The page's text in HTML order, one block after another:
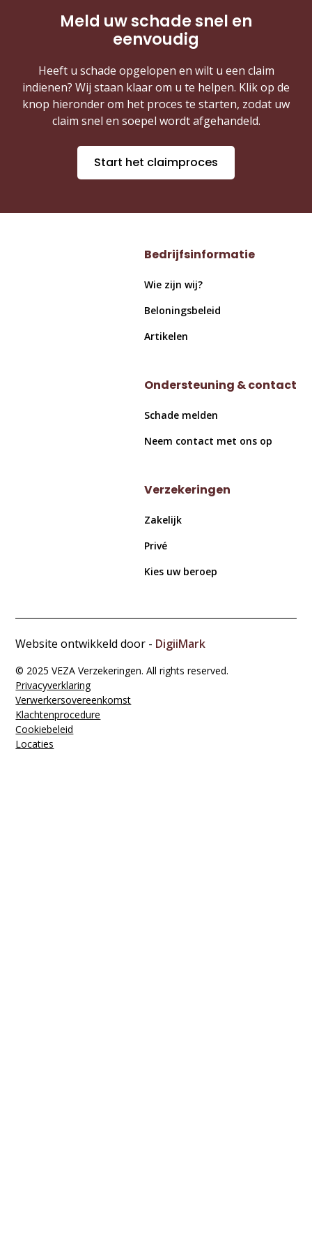
Meld uw schade snel en
eenvoudig
Heeft u schade opgelopen en wilt u een claim
indienen? Wij staan klaar om u te helpen. Klik op de
knop hieronder om het proces te starten, zodat uw
claim snel en soepel wordt afgehandeld.
Start het claimproces
Bedrijfsinformatie
Wie zijn wij?
Beloningsbeleid
Artikelen
Ondersteuning & contact
Schade melden
Neem contact met ons op
Verzekeringen
Zakelijk
Privé
Kies uw beroep
© 2025 VEZA Verzekeringen. All rights reserved.
Privacyverklaring
Verwerkers­overeenkomst
Klachten­procedure
Cookiebeleid
Locaties
Website ontwikkeld door - DigiiMark